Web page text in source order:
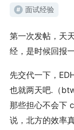
# 面试经验
第一次发帖，天
经，是时候回报
先交代一下，
也就两天吧.（
那些担心不会下
说，北方的效率